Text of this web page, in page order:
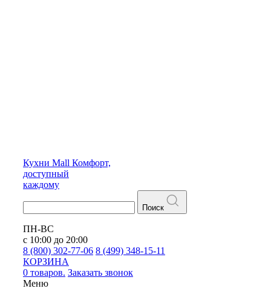
Кухни Mall Комфорт,
доступный
каждому
Поиск
ПН-ВС
с 10:00 до 20:00
8 (800) 302-77-06 8 (499) 348-15-11
КОРЗИНА
0 товаров. Заказать звонок
Меню